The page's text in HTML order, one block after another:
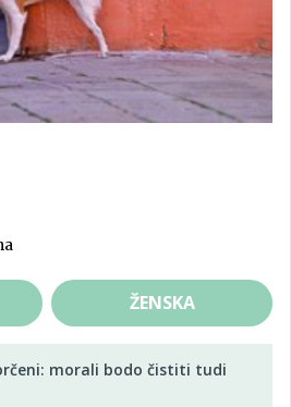
ŽENSKA
morali bodo čistiti tudi